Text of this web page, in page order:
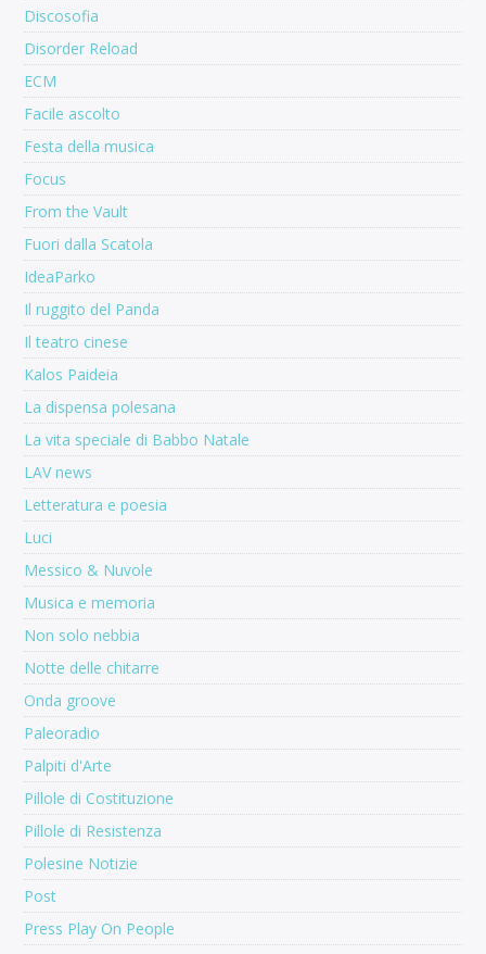
Discosofia
Disorder Reload
ECM
Facile ascolto
Festa della musica
Focus
From the Vault
Fuori dalla Scatola
IdeaParko
Il ruggito del Panda
Il teatro cinese
Kalos Paideia
La dispensa polesana
La vita speciale di Babbo Natale
LAV news
Letteratura e poesia
Luci
Messico & Nuvole
Musica e memoria
Non solo nebbia
Notte delle chitarre
Onda groove
Paleoradio
Palpiti d'Arte
Pillole di Costituzione
Pillole di Resistenza
Polesine Notizie
Post
Press Play On People